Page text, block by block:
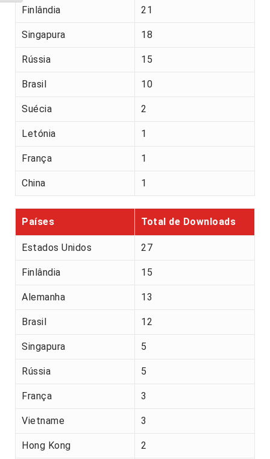
Finlândia 21
Singapura 18
Rússia 15
Brasil 10
Suécia 2
Letónia 1
França 1
China 1
Países Total de Downloads
Estados Unidos 27
Finlândia 15
Alemanha 13
Brasil 12
Singapura 5
Rússia 5
França 3
Vietname 3
Hong Kong 2